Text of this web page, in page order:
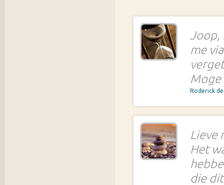
me
Moge
Roderick
Lieve
Het
die